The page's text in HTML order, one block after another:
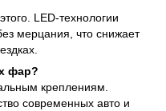
LED-технологии
мерцания, что снижает
фар?
креплениям.
современных авто и